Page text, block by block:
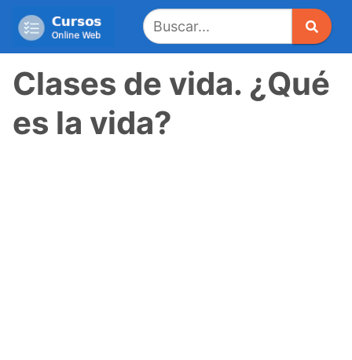
Clases de vida. ¿Qué
es la vida?